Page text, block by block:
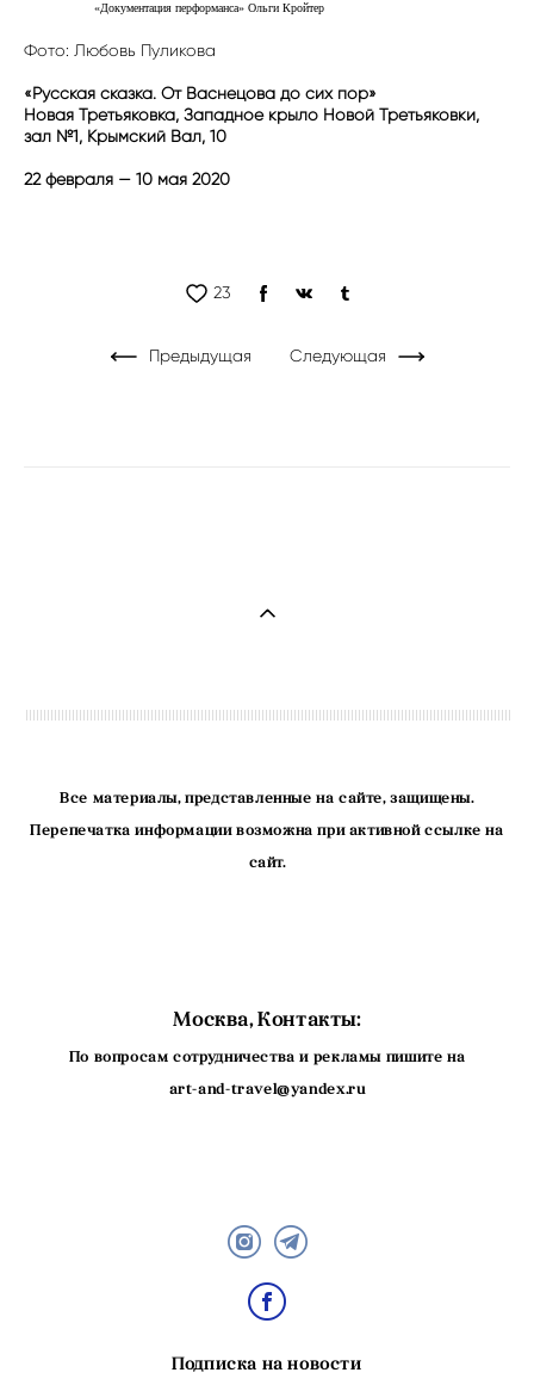
«Документация перформанса» Ольги Кройтер
Фото: Любовь Пуликова
«Русская сказка. От Васнецова до сих пор»
Новая Третьяковка, Западное крыло Новой Третьяковки,
зал №1, Крымский Вал, 10
22 февраля — 10 мая 2020
23
Предыдущая Следующая
Все материалы, представленные на сайте, защищены.
Перепечатка информации возможна при активной ссылке на
сайт.
Москва, Контакты:
По вопросам сотрудничества и рекламы пишите на
art-and-travel@yandex.ru
Подписка на новости